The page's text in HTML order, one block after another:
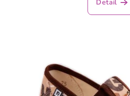
Detail